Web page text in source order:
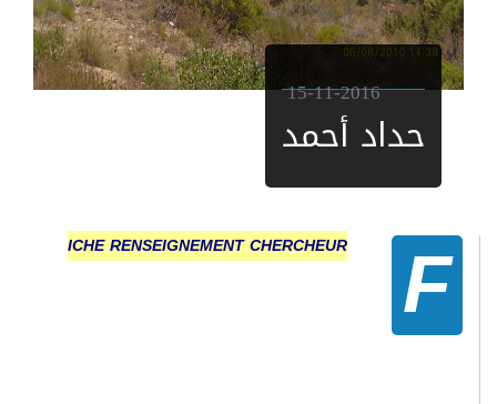
15-11-2016
حداد أحمد
F
ICHE RENSEIGNEMENT CHERCHEUR